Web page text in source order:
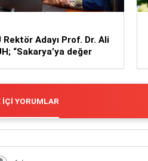
Rektör Adayı Prof. Dr. Ali
“Sakarya’ya değer
İÇI YORUMLAR